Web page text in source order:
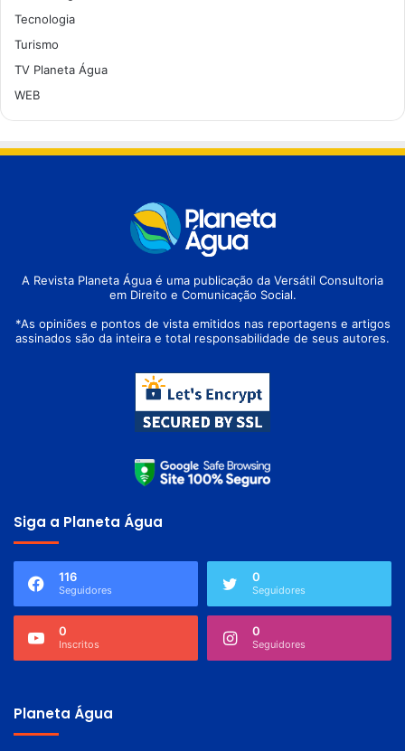
Tecnologia
Turismo
TV Planeta Água
WEB
A Revista Planeta Água é uma publicação da Versátil Consultoria
em Direito e Comunicação Social.
*As opiniões e pontos de vista emitidos nas reportagens e artigos
assinados são da inteira e total responsabilidade de seus autores.
Siga a Planeta Água
116
Seguidores
0
Seguidores
0
Inscritos
0
Seguidores
Planeta Água